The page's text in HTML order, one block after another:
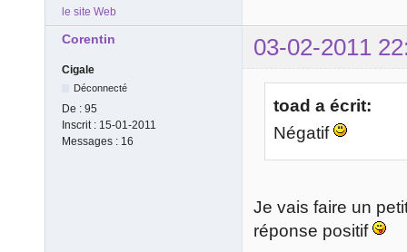
le site Web
Corentin 03-02-2011
Cigale
Déconnecté
De : 95
Inscrit : 15-01-2011
Messages : 16
toad a écrit:
Négatif
Je vais faire un
réponse positif